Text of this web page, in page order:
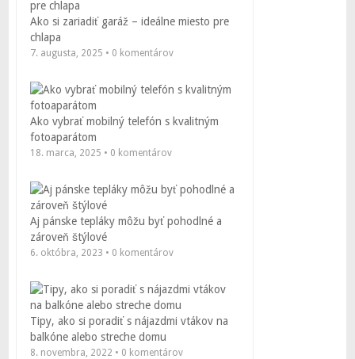
Ako si zariadiť garáž – ideálne miesto pre
chlapa
7. augusta, 2025 • 0 komentárov
Ako vybrať mobilný telefón s kvalitným
fotoaparátom
18. marca, 2025 • 0 komentárov
Aj pánske tepláky môžu byť pohodlné a
zároveň štýlové
6. októbra, 2023 • 0 komentárov
Tipy, ako si poradiť s nájazdmi vtákov na
balkóne alebo streche domu
8. novembra, 2022 • 0 komentárov